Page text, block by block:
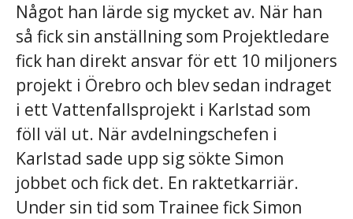
Något han lärde sig mycket av. När han
så fick sin anställning som Projektledare
fick han direkt ansvar för ett 10 miljoners
projekt i Örebro och blev sedan indraget
i ett Vattenfallsprojekt i Karlstad som
föll väl ut. När avdelningschefen i
Karlstad sade upp sig sökte Simon
jobbet och fick det. En raktetkarriär.
Under sin tid som Trainee fick Simon